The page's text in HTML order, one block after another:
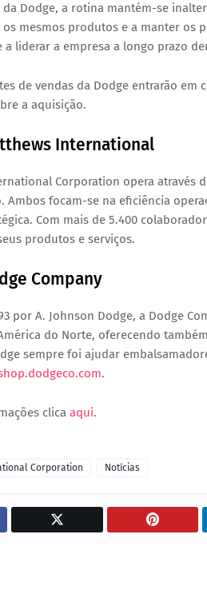
da Dodge, a rotina mantém-se
mesmos produtos e a manter os
a liderar a empresa a longo prazo
de vendas da Dodge entrarão
a aquisição.
International
Corporation opera através
Ambos focam-se na eficiência
Com mais de 5.400
produtos e serviços.
Company
por A. Johnson Dodge, a Dodge
do Norte, oferecendo
sempre foi ajudar
.
clica aqui.
Corporation Notícias